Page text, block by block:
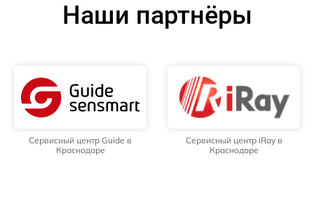
Наши партнёры
Сервисный центр Guide в
Краснодаре
Сервисный центр iRay в
Краснодаре